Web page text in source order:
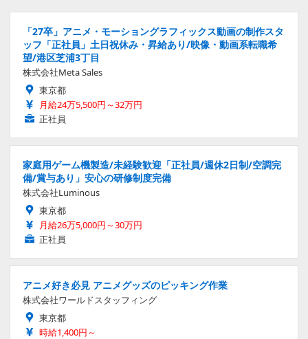
「27卒」アニメ・モーショングラフィックス動画の制作スタ
ッフ「正社員」土日祝休み・昇給あり/映像・動画系転職希
望/港区芝浦3丁目
株式会社Meta Sales
東京都
月給24万5,500円～32万円
正社員
家庭用ゲーム機製造/未経験歓迎「正社員/週休2日制/空調完
備/賞与あり」安心の研修制度完備
株式会社Luminous
東京都
月給26万5,000円～30万円
正社員
アニメ好き必見 アニメグッズのピッキング作業
株式会社ワールドスタッフィング
東京都
時給1,400円～